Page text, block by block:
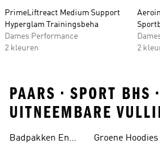
PrimeLiftreact Medium Support
Hyperglam Trainingsbeha
Dames Performance
2 kleuren
2
PAARS • SPORT BHS •
UITNEEMBARE
Badpakken En
Groene Hoodies